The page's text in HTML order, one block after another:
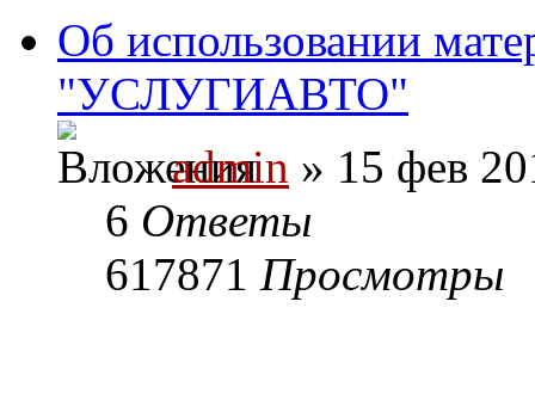
Об использовании
"УСЛУГИАВТО"
admin » 15 фев
6 Ответы
617871 Просмотры